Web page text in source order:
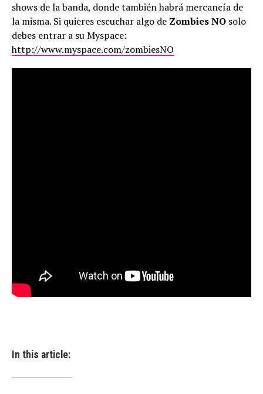
shows de la banda, donde también habrá mercancía de
la misma. Si quieres escuchar algo de Zombies NO solo
debes entrar a su Myspace:
http://www.myspace.com/zombiesNO
In this article: